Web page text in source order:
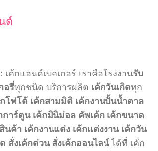
ด์
: เค้กแอนด์เบคเกอร์ เราคือโรงงานรับ
อรี่ทุกชนิด บริการผลิต เค้กวันเกิดทุก
กโฟโต้ เค้กสามมิติ เค้กงานปั้นน้ำตาล
การ์ตูน เค้กมินิม่อล คัพเค้ก เค้กขนาด
นค้า เค้กงานแต่ง เค้กแต่งงาน เค้กวัน
สั่งเค้กด่วน สั่งเค้กออนไลน์ได้ที่ เค้ก